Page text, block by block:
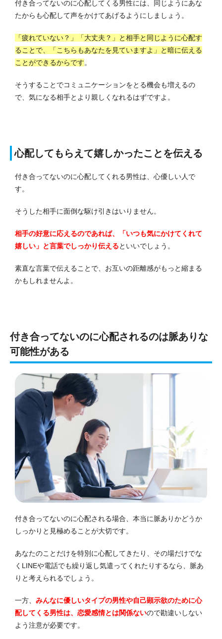
付き合ってないのに心配してくる男性には、同じようにあな
たからも心配して声をかけてあげるようにしましょう。
「疲れていない？」「大丈夫？」と相手と同じように心配す
ることで、「こちらもあなたを見ていますよ」と暗に伝える
ことができるからです。
そうすることでコミュニケーションをとる機会も増えるの
で、気になる相手とより親しくなれるはずですよ。
心配してもらえて嬉しかったことを伝える
付き合ってないのに心配してくれる男性は、心優しい人で
す。
そうした相手に面倒な駆け引きはいりません。
相手の好意に応えるのであれば、「いつも気にかけてくれて
嬉しい」と言葉でしっかり伝えるといいでしょう。
素直な言葉で伝えることで、お互いの距離感がもっと縮まる
かもしれませんよ。
付き合ってないのに心配されるのは脈ありな
可能性がある
付き合ってないのに心配される場合、本当に脈ありかどうか
しっかりと見極めることが大切です。
あなたのことだけを特別に心配してきたり、その場だけでな
くLINEや電話でも繰り返し気遣ってくれたりするなら、脈あ
りと考えられるでしょう。
一方、 みんなに優しいタイプの男性や自己顕示欲のために心
配してくる男性は、恋愛感情とは関係ないので勘違いしない
よう注意が必要です。